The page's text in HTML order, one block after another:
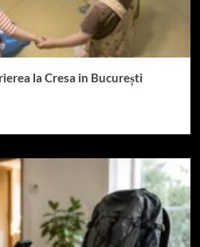
la Cresa in București